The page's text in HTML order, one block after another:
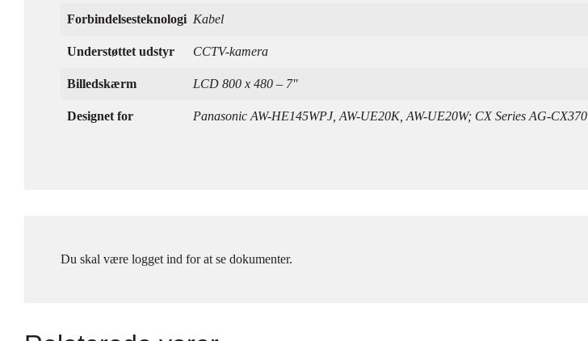
Forbindelsesteknologi Kabel
Understøttet udstyr CCTV-kamera
Billedskærm LCD 800 x 480 – 7"
Designet for Panasonic AW-HE145WPJ, AW-UE20K, AW-UE20W; CX Series AG-CX370
Du skal være logget ind for at se dokumenter.